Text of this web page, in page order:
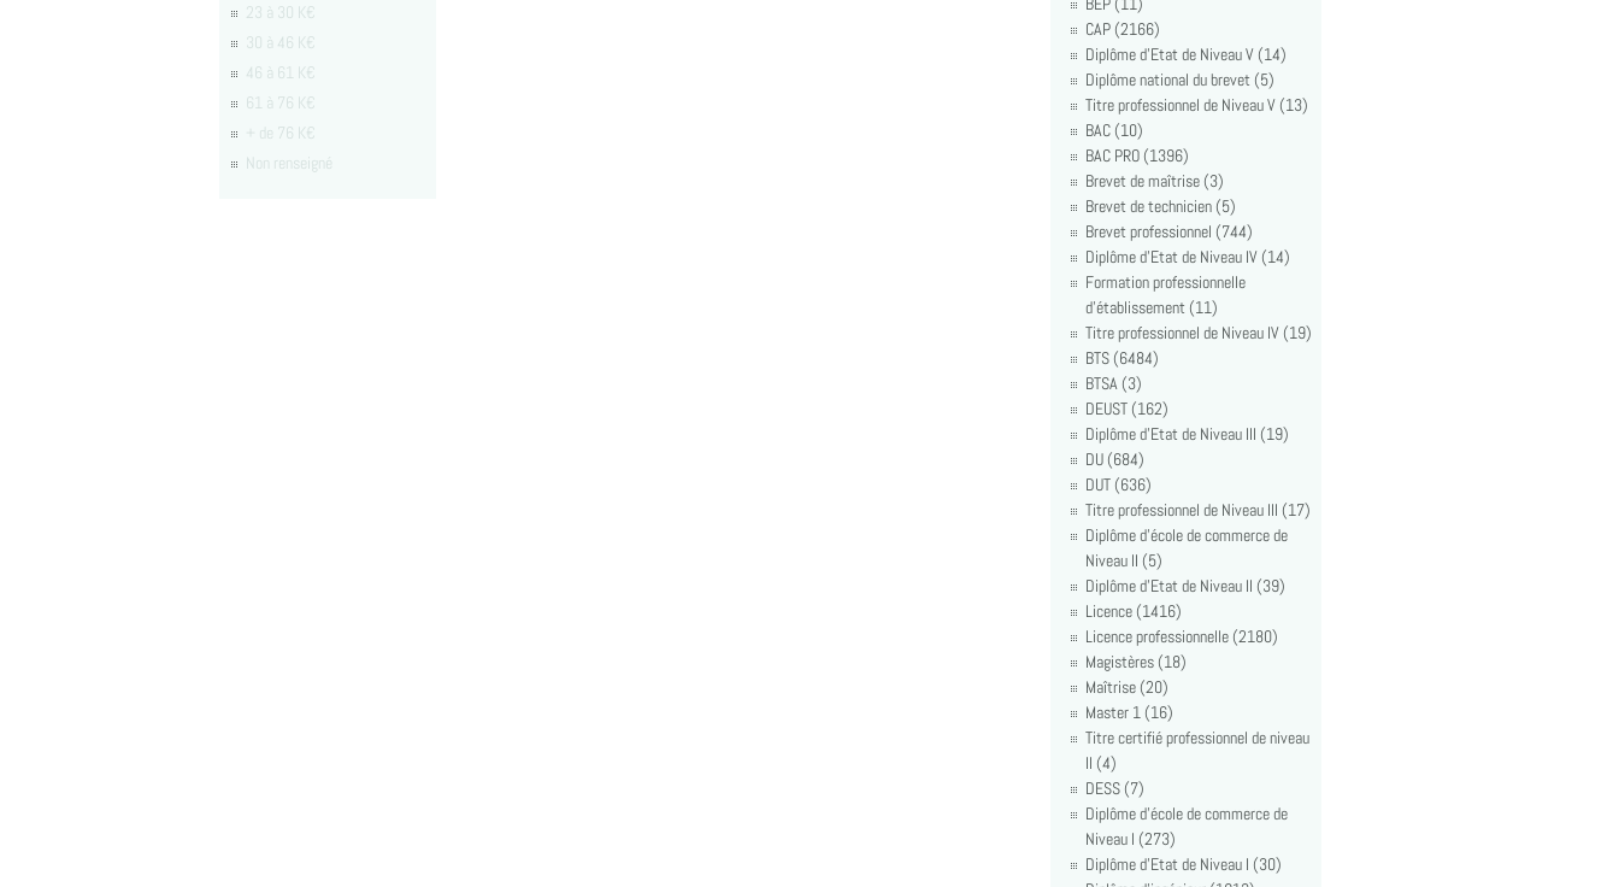
23 à 30 K€
30 à 46 K€
46 à 61 K€
61 à 76 K€
+ de 76 K€
Non renseigné
CAP (2166)
Diplôme d'Etat de Niveau V (14)
Diplôme national du brevet (5)
Titre professionnel de Niveau V (13)
BAC (10)
BAC PRO (1396)
Brevet de maîtrise (3)
Brevet de technicien (5)
Brevet professionnel (744)
Diplôme d'Etat de Niveau IV (14)
Formation professionnelle
d'établissement (11)
Titre professionnel de Niveau IV (19)
BTS (6484)
BTSA (3)
DEUST (162)
Diplôme d'Etat de Niveau III (19)
DU (684)
DUT (636)
Titre professionnel de Niveau III (17)
Diplôme d'école de commerce de
Niveau II (5)
Diplôme d'Etat de Niveau II (39)
Licence (1416)
Licence professionnelle (2180)
Magistères (18)
Maîtrise (20)
Master 1 (16)
Titre certifié professionnel de niveau
II (4)
DESS (7)
Diplôme d'école de commerce de
Niveau I (273)
Diplôme d'Etat de Niveau I (30)